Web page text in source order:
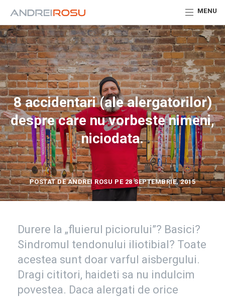
MENU
8 accidentari (ale alergatorilor)
despre care nu vorbeste nimeni,
niciodata.
POSTAT DE ANDREI ROSU PE 28 SEPTEMBRIE, 2015
Durere la „fluierul piciorului”? Basici?
Sindromul tendonului iliotibial? Toate
acestea sunt doar varful aisbergului.
Dragi cititori, haideti sa nu indulcim
povestea. Daca alergati de orice